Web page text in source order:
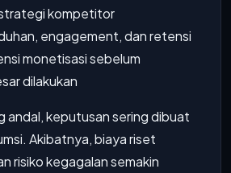
kompetitor
engagement, dan retensi
monetisasi sebelum
dilakukan
andal, keputusan sering dibuat
Akibatnya, biaya riset
risiko kegagalan semakin